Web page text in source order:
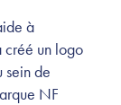
à
créé un logo
sein de
NF